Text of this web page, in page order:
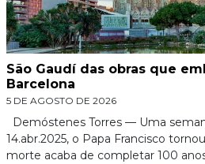
São Gaudí das obras que
Barcelona
5 DE AGOSTO DE 2026
Demóstenes Torres — Uma
14.abr.2025, o Papa Francisco
morte acaba de completar 100